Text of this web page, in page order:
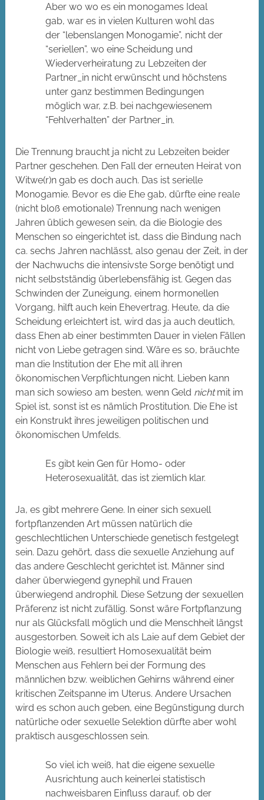
Aber wo wo es ein monogames Ideal
gab, war es in vielen Kulturen wohl das
der “lebenslangen Monogamie”, nicht der
“seriellen”, wo eine Scheidung und
Wiederverheiratung zu Lebzeiten der
Partner_in nicht erwünscht und höchstens
unter ganz bestimmen Bedingungen
möglich war, z.B. bei nachgewiesenem
“Fehlverhalten” der Partner_in.
Die Trennung braucht ja nicht zu Lebzeiten beider
Partner geschehen. Den Fall der erneuten Heirat von
Witwe(r)n gab es doch auch. Das ist serielle
Monogamie. Bevor es die Ehe gab, dürfte eine reale
(nicht bloß emotionale) Trennung nach wenigen
Jahren üblich gewesen sein, da die Biologie des
Menschen so eingerichtet ist, dass die Bindung nach
ca. sechs Jahren nachlässt, also genau der Zeit, in der
der Nachwuchs die intensivste Sorge benötigt und
nicht selbstständig überlebensfähig ist. Gegen das
Schwinden der Zuneigung, einem hormonellen
Vorgang, hilft auch kein Ehevertrag. Heute, da die
Scheidung erleichtert ist, wird das ja auch deutlich,
dass Ehen ab einer bestimmten Dauer in vielen Fällen
nicht von Liebe getragen sind. Wäre es so, bräuchte
man die Institution der Ehe mit all ihren
ökonomischen Verpflichtungen nicht. Lieben kann
man sich sowieso am besten, wenn Geld nichtmit im
Spiel ist, sonst ist es nämlich Prostitution. Die Ehe ist
ein Konstrukt ihres jeweiligen politischen und
ökonomischen Umfelds.
Es gibt kein Gen für Homo- oder
Heterosexualität, das ist ziemlich klar.
Ja, es gibt mehrere Gene. In einer sich sexuell
fortpflanzenden Art müssen natürlich die
geschlechtlichen Unterschiede genetisch festgelegt
sein. Dazu gehört, dass die sexuelle Anziehung auf
das andere Geschlecht gerichtet ist. Männer sind
daher überwiegend gynephil und Frauen
überwiegend androphil. Diese Setzung der sexuellen
Präferenz ist nicht zufällig. Sonst wäre Fortpflanzung
nur als Glücksfall möglich und die Menschheit längst
ausgestorben. Soweit ich als Laie auf dem Gebiet der
Biologie weiß, resultiert Homosexualität beim
Menschen aus Fehlern bei der Formung des
männlichen bzw. weiblichen Gehirns während einer
kritischen Zeitspanne im Uterus. Andere Ursachen
wird es schon auch geben, eine Begünstigung durch
natürliche oder sexuelle Selektion dürfte aber wohl
praktisch ausgeschlossen sein.
So viel ich weiß, hat die eigene sexuelle
Ausrichtung auch keinerlei statistisch
nachweisbaren Einfluss darauf, ob der